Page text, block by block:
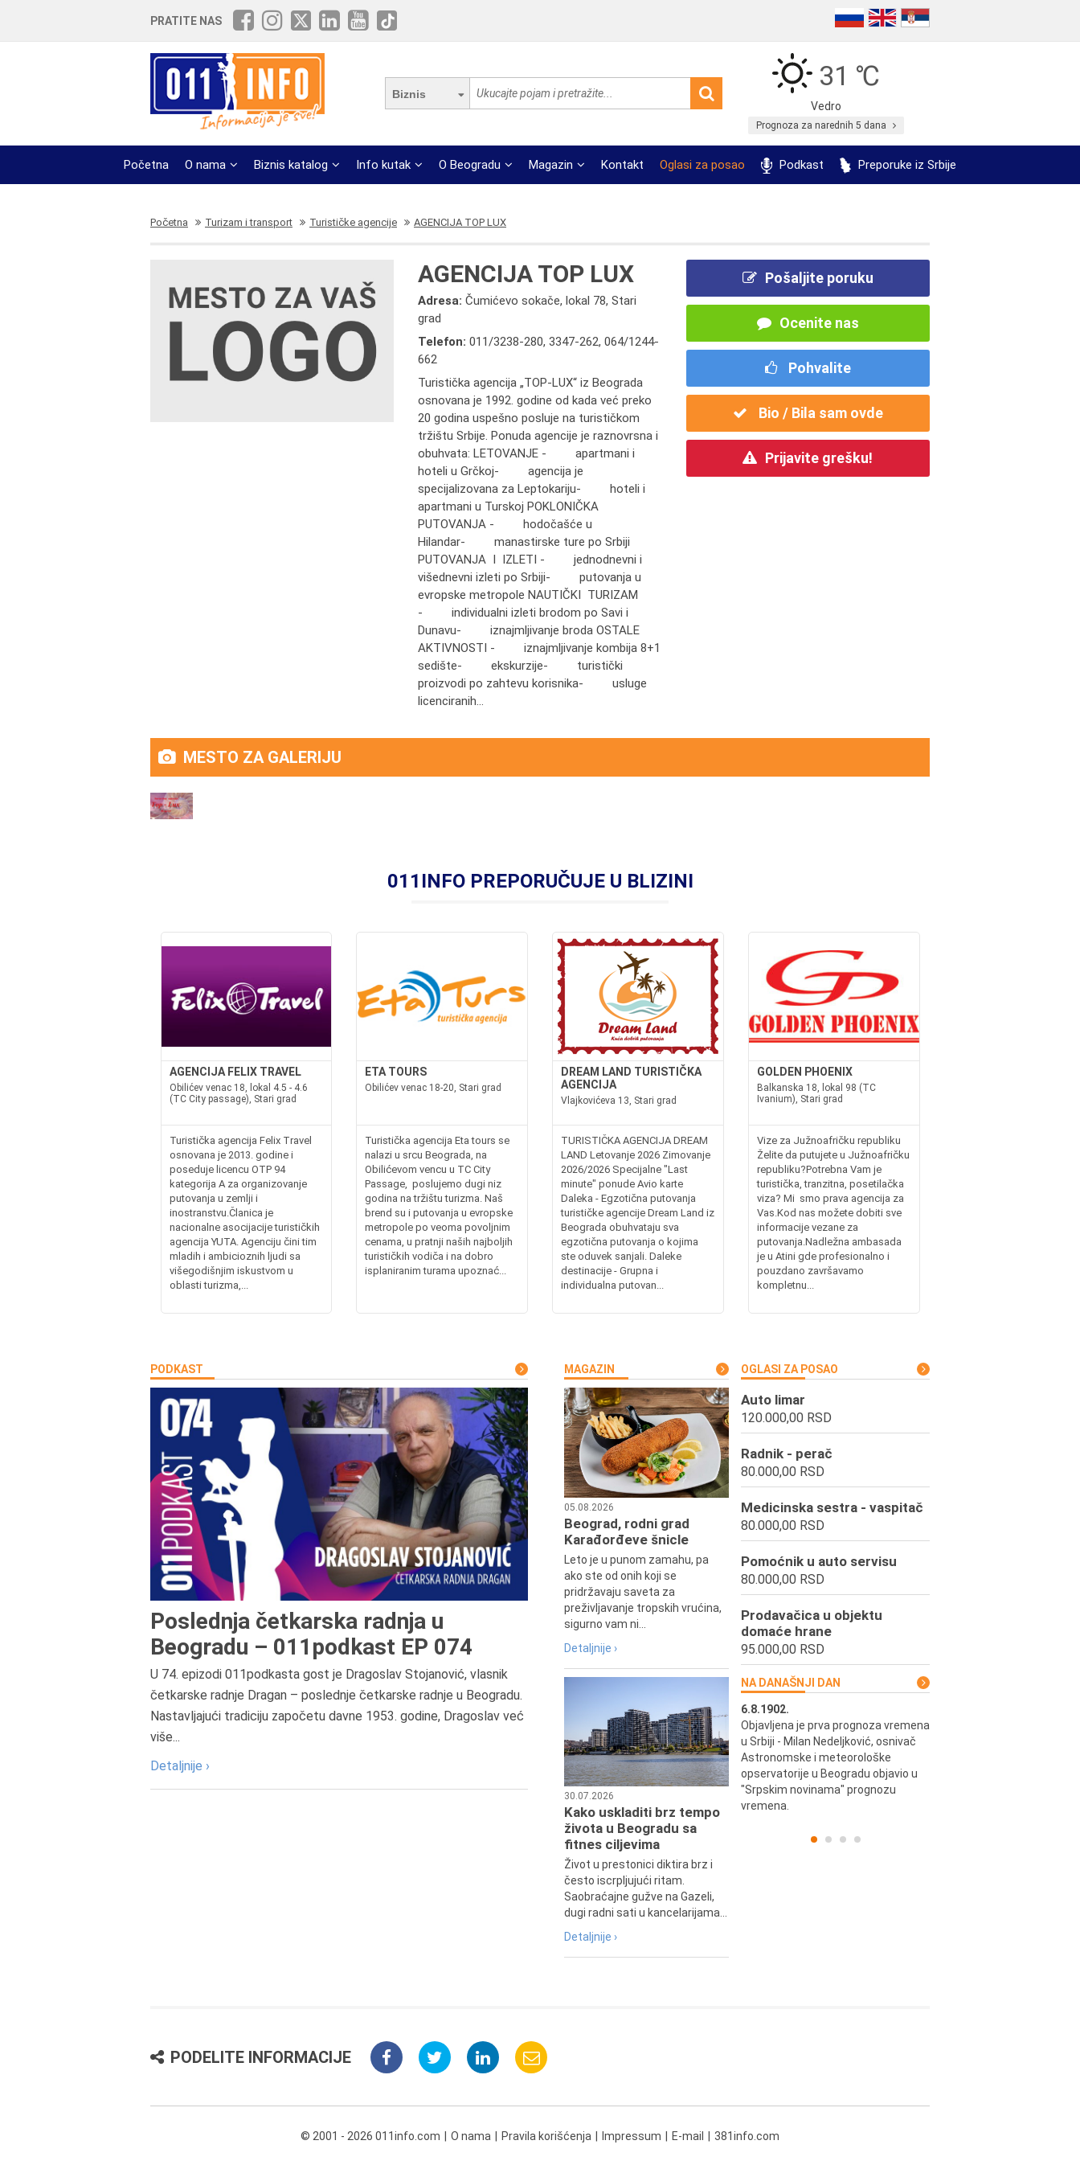
PRATITE NAS
Biznis
31 ℃
Vedro
Prognoza za narednih 5 dana
Početna O nama Biznis katalog Info kutak O Beogradu Magazin Kontakt Oglasi za posao Podkast Preporuke iz Srbije
Početna Turizam i transport Turističke agencije AGENCIJA TOP LUX
AGENCIJA TOP LUX
Adresa:Čumićevo sokače, lokal 78, Stari
grad
Telefon:011/3238-280,3347-262,064/1244-
662
Turistička agencija „TOP-LUX“ iz Beograda
osnovana je 1992. godine od kada već preko
20 godina uspešno posluje na turističkom
tržištu Srbije. Ponuda agencije je raznovrsna i
obuhvata: LETOVANJE - apartmani i
hoteli u Grčkoj- agencija je
specijalizovana za Leptokariju- hoteli i
apartmani u Turskoj POKLONIČKA
PUTOVANJA - hodočašće u
Hilandar- manastirske ture po Srbiji
PUTOVANJA I IZLETI - jednodnevni i
višednevni izleti po Srbiji- putovanja u
evropske metropole NAUTIČKI TURIZAM
- individualni izleti brodom po Savi i
Dunavu- iznajmljivanje broda OSTALE
AKTIVNOSTI - iznajmljivanje kombija 8+1
sedište- ekskurzije- turistički
proizvodi po zahtevu korisnika- usluge
licenciranih...
Pošaljite poruku
Ocenite nas
Pohvalite
Bio / Bila sam ovde
Prijavite grešku!
MESTO ZA GALERIJU
011INFO PREPORUČUJE U BLIZINI
AGENCIJA FELIX TRAVEL
Obilićev venac 18, lokal 4.5 - 4.6
(TC City passage), Stari grad
Turistička agencija Felix Travel
osnovana je 2013. godine i
poseduje licencu OTP 94
kategorija A za organizovanje
putovanja u zemlji i
inostranstvu.Članica je
nacionalne asocijacije turističkih
agencija YUTA. Agenciju čini tim
mladih i ambicioznih ljudi sa
višegodišnjim iskustvom u
oblasti turizma,...
ETA TOURS
Obilićev venac 18-20, Stari grad
Turistička agencija Eta tours se
nalazi u srcu Beograda, na
Obilićevom vencu u TC City
Passage, poslujemo dugi niz
godina na tržištu turizma. Naš
brend su i putovanja u evropske
metropole po veoma povoljnim
cenama, u pratnji naših najboljih
turističkih vodiča i na dobro
isplaniranim turama upoznać...
DREAM LAND TURISTIČKA
AGENCIJA
Vlajkovićeva 13, Stari grad
TURISTIČKA AGENCIJA DREAM
LAND Letovanje 2026 Zimovanje
2026/2026 Specijalne "Last
minute" ponude Avio karte
Daleka - Egzotična putovanja
turističke agencije Dream Land iz
Beograda obuhvataju sva
egzotična putovanja o kojima
ste oduvek sanjali. Daleke
destinacije - Grupna i
individualna putovan...
GOLDEN PHOENIX
Balkanska 18, lokal 98 (TC
Ivanium), Stari grad
Vize za Južnoafričku republiku
Želite da putujete u Južnoafričku
republiku?Potrebna Vam je
turistička, tranzitna, posetilačka
viza? Mi smo prava agencija za
Vas.Kod nas možete dobiti sve
informacije vezane za
putovanja.Nadležna ambasada
je u Atini gde profesionalno i
pouzdano završavamo
kompletnu...
PODKAST
Poslednja četkarska radnja u
Beogradu – 011podkast EP 074
U 74. epizodi 011podkasta gost je Dragoslav Stojanović, vlasnik
četkarske radnje Dragan – poslednje četkarske radnje u Beogradu.
Nastavljajući tradiciju započetu davne 1953. godine, Dragoslav već
više...
Detaljnije ›
MAGAZIN
05.08.2026
Beograd, rodni grad
Karađorđeve šnicle
Leto je u punom zamahu, pa
ako ste od onih koji se
pridržavaju saveta za
preživljavanje tropskih vrućina,
sigurno vam ni...
Detaljnije ›
30.07.2026
Kako uskladiti brz tempo
života u Beogradu sa
fitnes ciljevima
Život u prestonici diktira brz i
često iscrpljujući ritam.
Saobraćajne gužve na Gazeli,
dugi radni sati u kancelarijama...
Detaljnije ›
OGLASI ZA POSAO
Auto limar
120.000,00 RSD
Radnik - perač
80.000,00 RSD
Medicinska sestra - vaspitač
80.000,00 RSD
Pomoćnik u auto servisu
80.000,00 RSD
Prodavačica u objektu
domaće hrane
95.000,00 RSD
NA DANAŠNJI DAN
Preminula je Zorka Boljanović,
vazduhoplovni inženjer, predsednik
Udruženja žena pilota Jugoslavije.
6.8.1902.
Objavljena je prva prognoza vremena
u Srbiji - Milan Nedeljković, osnivač
Astronomske i meteorološke
opservatorije u Beogradu objavio u
"Srpskim novinama" prognozu
vremena.
PODELITE INFORMACIJE
© 2001 - 2026 011info.com O nama Pravila korišćenja Impressum E-mail 381info.com